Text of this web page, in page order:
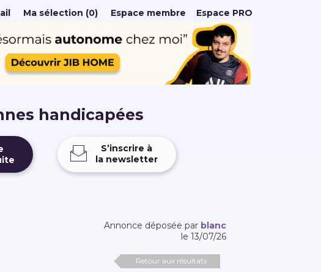
Ma sélection (0) Espace membre Espace PRO
handicapées
S’inscrire à
la newsletter
Annonce déposée par blanc
le 13/07/26
Retour aux résultats